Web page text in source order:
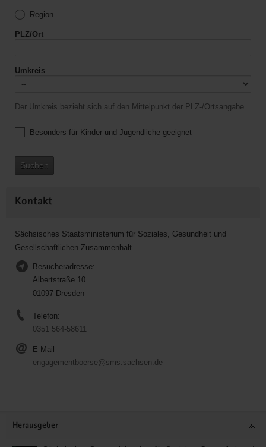
Region
PLZ/Ort
Umkreis
Der Umkreis bezieht sich auf den Mittelpunkt der PLZ-/Ortsangabe.
Besonders für Kinder und Jugendliche geeignet
Suchen
Kontakt
Sächsisches Staatsministerium für Soziales, Gesundheit und
Gesellschaftlichen Zusammenhalt
Besucheradresse:
Albertstraße 10
01097 Dresden
Telefon:
0351 564-58611
E-Mail
engagementboerse@sms.sachsen.de
Herausgeber